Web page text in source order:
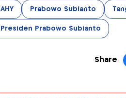
AHY Prabowo Subianto
Presiden Prabowo Subianto
Share